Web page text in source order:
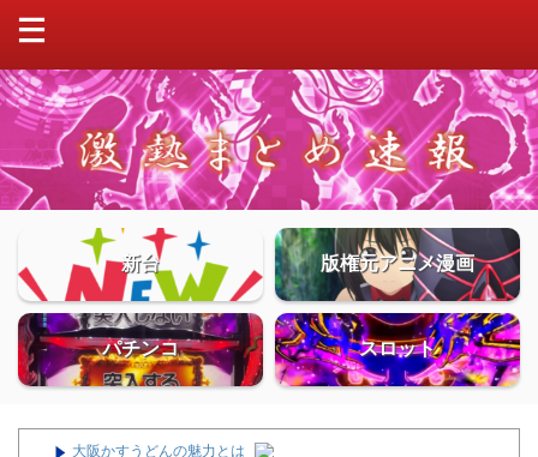
新台 版権元アニメ漫画
パチンコ スロット
大阪かすうどんの魅力とは